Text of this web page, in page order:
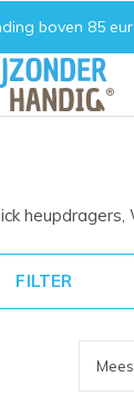
boven 85
heupdragers,
FILTER